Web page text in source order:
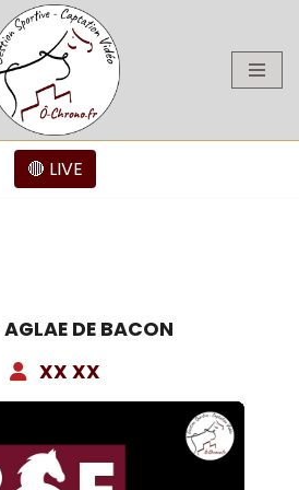
🔴 LIVE
DE BACON
XX XX